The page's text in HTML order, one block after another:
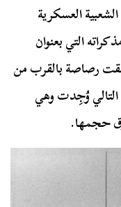
العسكرية
التي بعنوان
تلقت رصاصة بالقرب من
التالي وُجِدت وهي
حجمها.